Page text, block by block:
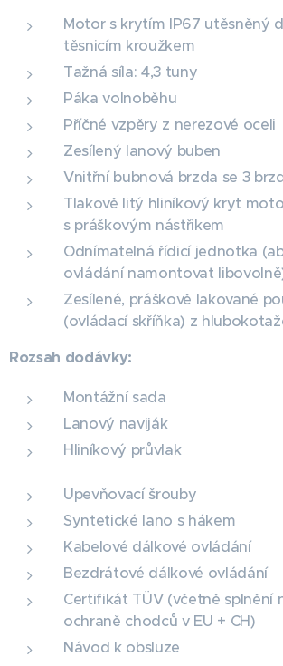
Motor s krytím IP67 utěsněný
těsnicím kroužkem
Tažná síla: 4,3 tuny
Páka volnoběhu
Příčné vzpěry z nerezové oceli
Zesílený lanový buben
Vnitřní bubnová brzda se 3
Tlakově litý hliníkový kryt
s práškovým nástřikem
Odnímatelná řídicí jednotka
ovládání namontovat
Zesílené, práškově lakované
(ovládací skříňka) z
Rozsah dodávky:
Montážní sada
Lanový naviják
Hliníkový průvlak
Upevňovací šrouby
Syntetické lano s hákem
Kabelové dálkové ovládání
Bezdrátové dálkové ovládání
Certifikát TÜV (včetně splnění
ochraně chodců v EU + CH)
Návod k obsluze